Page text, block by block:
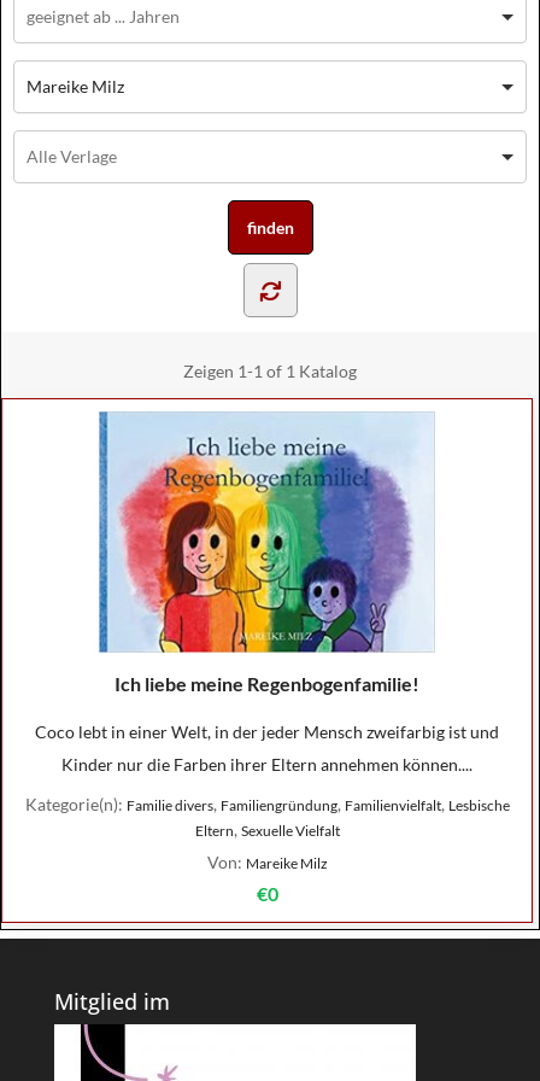
Mareike Milz
Zeigen 1-1 of 1 Katalog
Ich liebe meine Regenbogenfamilie!
Coco lebt in einer Welt, in der jeder Mensch zweifarbig ist und
Kinder nur die Farben ihrer Eltern annehmen können....
Kategorie(n): Familie divers, Familiengründung, Familienvielfalt, Lesbische
Eltern, Sexuelle Vielfalt
Von: Mareike Milz
€0
Mitglied im